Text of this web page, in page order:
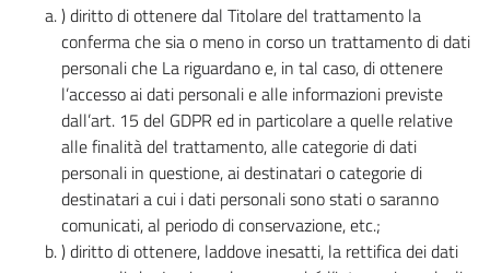
) diritto di ottenere dal Titolare del trattamento la
conferma che sia o meno in corso un trattamento di dati
personali che La riguardano e, in tal caso, di ottenere
l’accesso ai dati personali e alle informazioni previste
dall’art. 15 del GDPR ed in particolare a quelle relative
alle finalità del trattamento, alle categorie di dati
personali in questione, ai destinatari o categorie di
destinatari a cui i dati personali sono stati o saranno
comunicati, al periodo di conservazione, etc.;
) diritto di ottenere, laddove inesatti, la rettifica dei dati